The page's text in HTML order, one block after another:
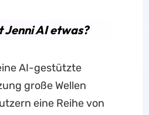
Jenni AI etwas?
AI-gestützte
große Wellen
eine Reihe von